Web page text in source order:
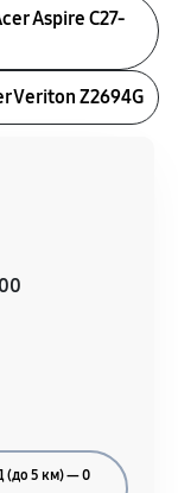
Aspire C27-
Veriton Z2694G
(до 5 км) — 0